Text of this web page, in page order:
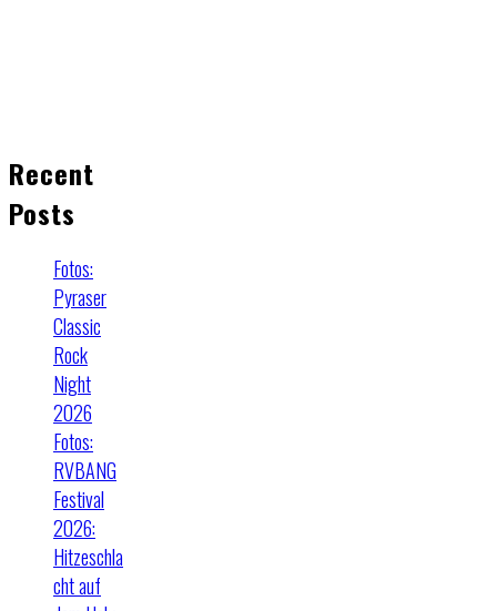
Recent
Posts
Fotos:
Pyraser
Classic
Rock
Night
2026
Fotos:
RVBANG
Festival
2026:
Hitzeschla
cht auf